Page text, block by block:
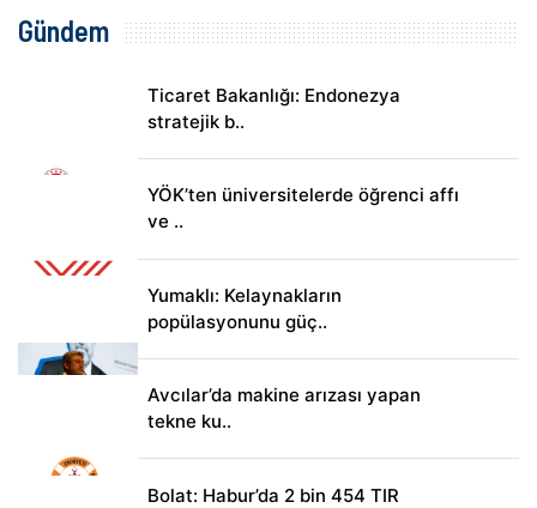
Gündem
Ticaret Bakanlığı: Endonezya
stratejik b..
YÖK’ten üniversitelerde öğrenci affı
ve ..
Yumaklı: Kelaynakların
popülasyonunu güç..
Avcılar’da makine arızası yapan
tekne ku..
Bolat: Habur’da 2 bin 454 TIR